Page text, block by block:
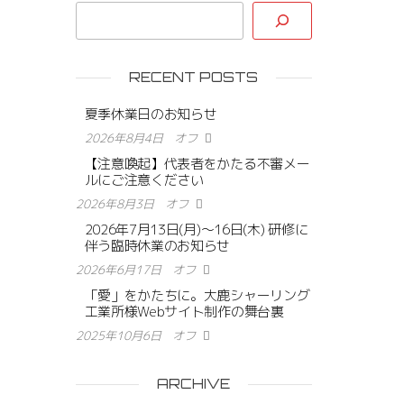
RECENT POSTS
夏季休業日のお知らせ
2026年8月4日 オフ
【注意喚起】代表者をかたる不審メー
ルにご注意ください
2026年8月3日 オフ
2026年7月13日(月)〜16日(木) 研修に
伴う臨時休業のお知らせ
2026年6月17日 オフ
「愛」をかたちに。大鹿シャーリング
工業所様Webサイト制作の舞台裏
2025年10月6日 オフ
ARCHIVE